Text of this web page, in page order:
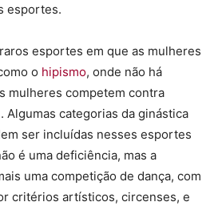
esportes.
esportes em que as mulheres
o hipismo, onde não há
mulheres competem contra
Algumas categorias da ginástica
ser incluídas nesses esportes
é uma deficiência, mas a
uma competição de dança, com
critérios artísticos, circenses, e